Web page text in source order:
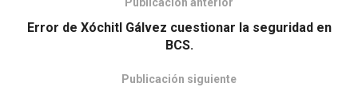
Error de Xóchitl Gálvez cuestionar la seguridad en
BCS.
Publicación siguiente